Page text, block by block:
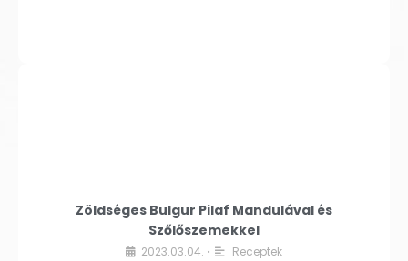
Zöldséges Bulgur Pilaf Mandulával és
Szőlőszemekkel
2023.03.04. • Receptek